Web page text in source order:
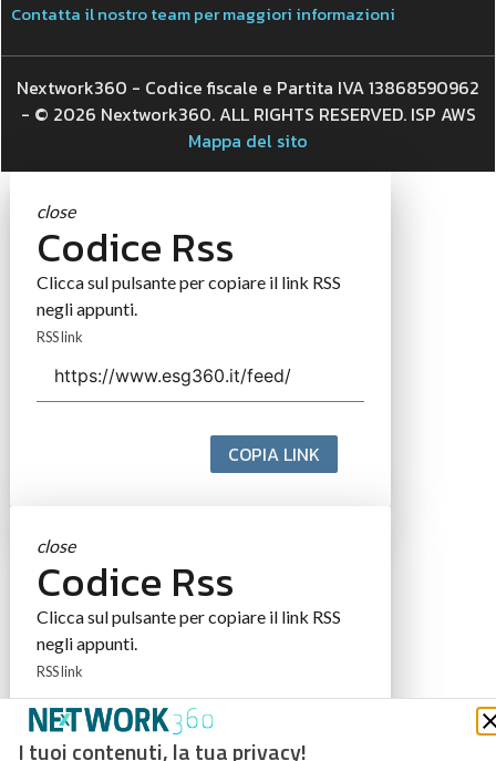
I tuoi contenuti, la tua privacy!
Contatta il nostro team per maggiori informazioni
Nextwork360 - Codice fiscale e Partita IVA 13868590962
- © 2026 Nextwork360. ALL RIGHTS RESERVED. ISP AWS
Mappa del sito
close
Codice Rss
Clicca sul pulsante per copiare il link RSS
negli appunti.
RSS link
COPIA LINK
close
Codice Rss
Clicca sul pulsante per copiare il link RSS
negli appunti.
RSS link